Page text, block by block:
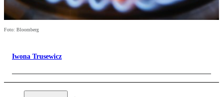
Foto: Bloomberg
Iwona Trusewicz